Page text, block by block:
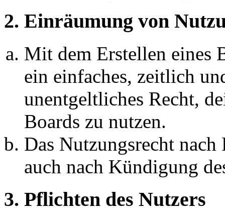
2. Einräumung von
Mit dem Erstellen eines
ein einfaches, zeitlich
unentgeltliches Recht,
Boards zu nutzen.
Das Nutzungsrecht
auch nach Kündigung
3. Pflichten des Nutzers